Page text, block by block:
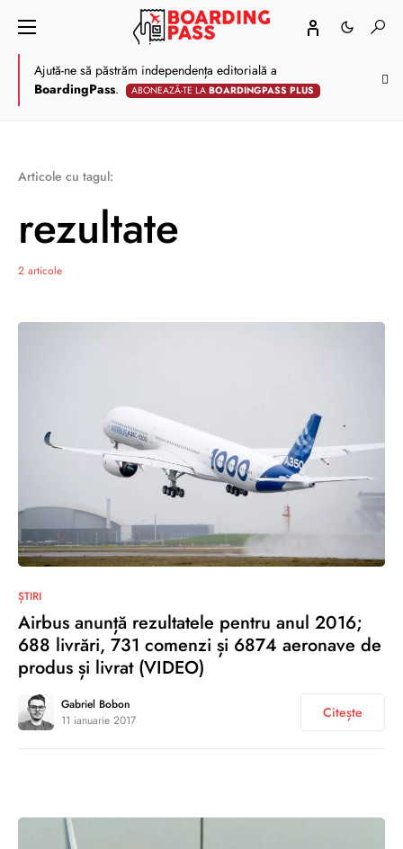
Ajută-ne să păstrăm independența editorială a
BoardingPass. ABONEAZĂ-TE LABOARDINGPASS PLUS
Articole cu tagul:
rezultate
2 articole
ȘTIRI
Airbus anunță rezultatele pentru anul 2016;
688 livrări, 731 comenzi și 6874 aeronave de
produs și livrat (VIDEO)
Gabriel Bobon
11 ianuarie 2017
Citește